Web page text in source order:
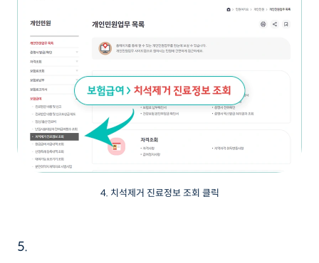
4. 치석제거 진료정보 조회 클릭
5.